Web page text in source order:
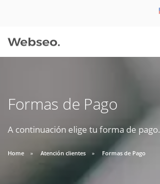
Formas de Pago
A continuación elige tu forma de pago.
Home Atención clientes Formas de Pago
09:30 AM A 18:30 PM
soporte@webseo.cl